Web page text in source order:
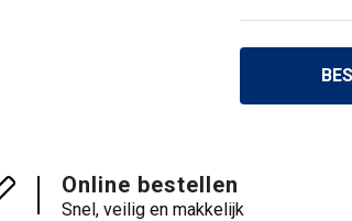
Online bestellen
Snel, veilig en makkelijk